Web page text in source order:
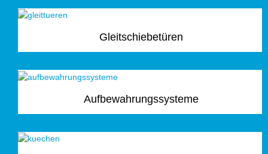
Gleitschiebetüren
Aufbewahrungssysteme